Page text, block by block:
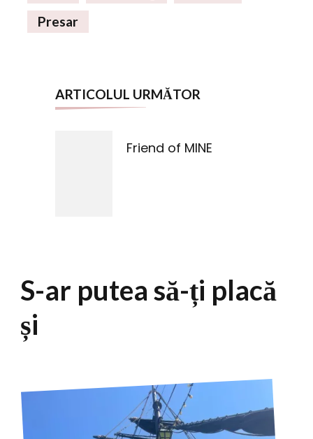
Presar
Navigare
ARTICOLUL URMĂTOR
Friend of MINE
S-ar putea să-ți placă
și